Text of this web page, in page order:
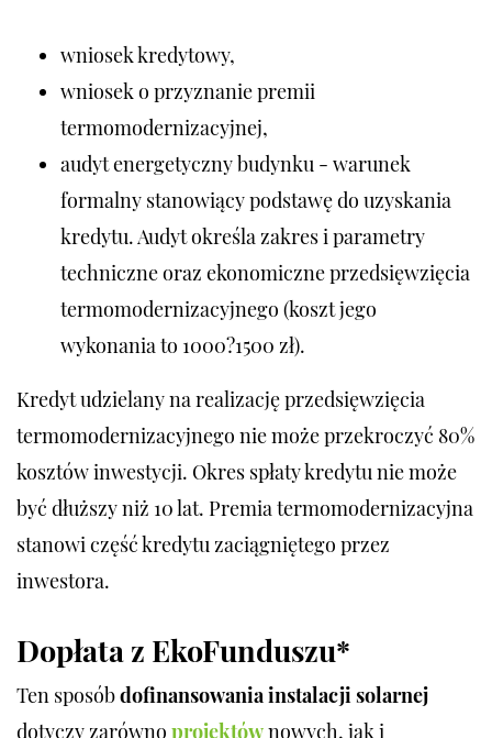
wniosek kredytowy,
wniosek o przyznanie premii
termomodernizacyjnej,
audyt energetyczny budynku - warunek
formalny stanowiący podstawę do uzyskania
kredytu. Audyt określa zakres i parametry
techniczne oraz ekonomiczne przedsięwzięcia
termomodernizacyjnego (koszt jego
wykonania to 1000?1500 zł).
Kredyt udzielany na realizację przedsięwzięcia
termomodernizacyjnego nie może przekroczyć 80%
kosztów inwestycji. Okres spłaty kredytu nie może
być dłuższy niż 10 lat. Premia termomodernizacyjna
stanowi część kredytu zaciągniętego przez
inwestora.
Dopłata z EkoFunduszu*
Ten sposóbdofinansowania instalacji solarnej
dotyczy zarówno projektównowych, jak i